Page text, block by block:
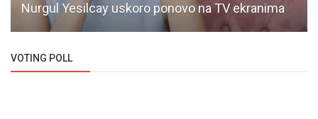
Nurgul Yesilcay uskoro ponovo na TV ekranima
VOTING POLL